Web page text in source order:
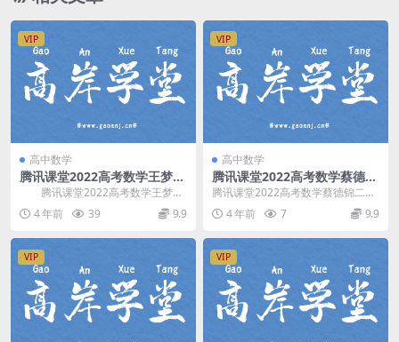
VIP
高中数学
腾讯课堂2022高考数学王梦抒
临门一脚老高考文科 百度网盘
分享
腾讯课堂2022高考数学王梦抒
临门一脚老高考文科，百度网盘分
享高考数学复习课...
4 年前 39 9.9
VIP
高中数学
腾讯课堂2022高考数学蔡德锦
二轮复习模块一：拔高题型训
练 百度网盘分享
腾讯课堂2022高考数学蔡德锦二轮
复习模块一：拔高题型训练课，百
度网盘高考数学复...
4 年前 7 9.9
VIP VIP